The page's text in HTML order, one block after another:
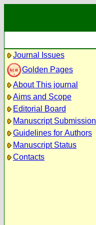
Journal Issues
Golden Pages
About This journal
Aims and Scope
Editorial Board
Manuscript Submission
Guidelines for Authors
Manuscript Status
Contacts